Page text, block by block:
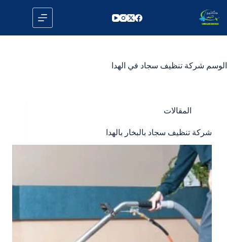
إلى
المحتوى
الوسم شركة تنظيف سجاد في الهدا
المقالات
شركة تنظيف سجاد بالبخار بالهدا